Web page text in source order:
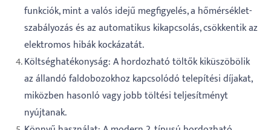
funkciók, mint a valós idejű megfigyelés, a hőmérséklet-
szabályozás és az automatikus kikapcsolás, csökkentik az
elektromos hibák kockázatát.
Költséghatékonyság: A hordozható töltők kiküszöbölik
az állandó faldobozokhoz kapcsolódó telepítési díjakat,
miközben hasonló vagy jobb töltési teljesítményt
nyújtanak.